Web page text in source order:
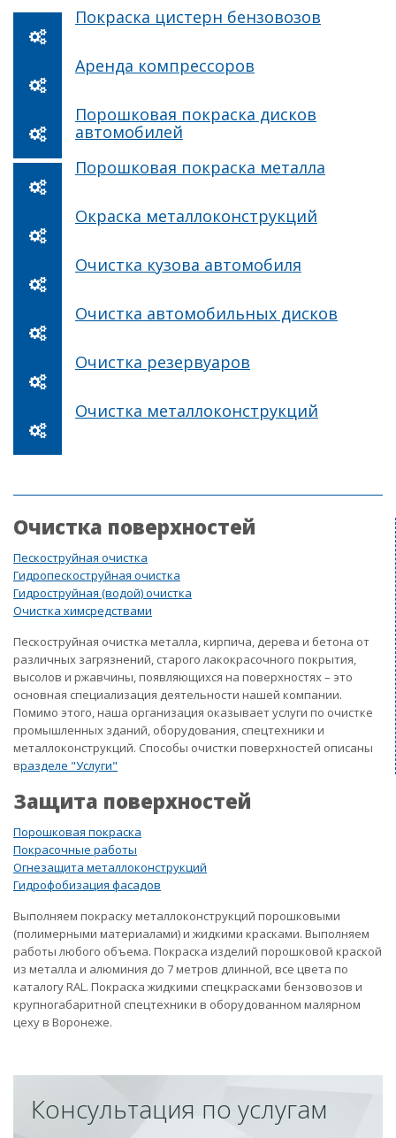
Покраска цистерн бензовозов
Аренда компрессоров
Порошковая покраска дисков
автомобилей
Порошковая покраска металла
Окраска металлоконструкций
Очистка кузова автомобиля
Очистка автомобильных дисков
Очистка резервуаров
Очистка металлоконструкций
Очистка поверхностей
Пескоструйная очистка
Гидропескоструйная очистка
Гидроструйная (водой) очистка
Очистка химсредствами
Пескоструйная очистка металла, кирпича, дерева и бетона от
различных загрязнений, старого лакокрасочного покрытия,
высолов и ржавчины, появляющихся на поверхностях – это
основная специализация деятельности нашей компании.
Помимо этого, наша организация оказывает услуги по очистке
промышленных зданий, оборудования, спецтехники и
металлоконструкций. Способы очистки поверхностей описаны
вразделе "Услуги"
Защита поверхностей
Порошковая покраска
Покрасочные работы
Огнезащита металлоконструкций
Гидрофобизация фасадов
Выполняем покраску металлоконструкций порошковыми
(полимерными материалами) и жидкими красками. Выполняем
работы любого объема. Покраска изделий порошковой краской
из металла и алюминия до 7 метров длинной, все цвета по
каталогу RAL. Покраска жидкими спецкрасками бензовозов и
крупногабаритной спецтехники в оборудованном малярном
цеху в Воронеже.
Консультация по услугам